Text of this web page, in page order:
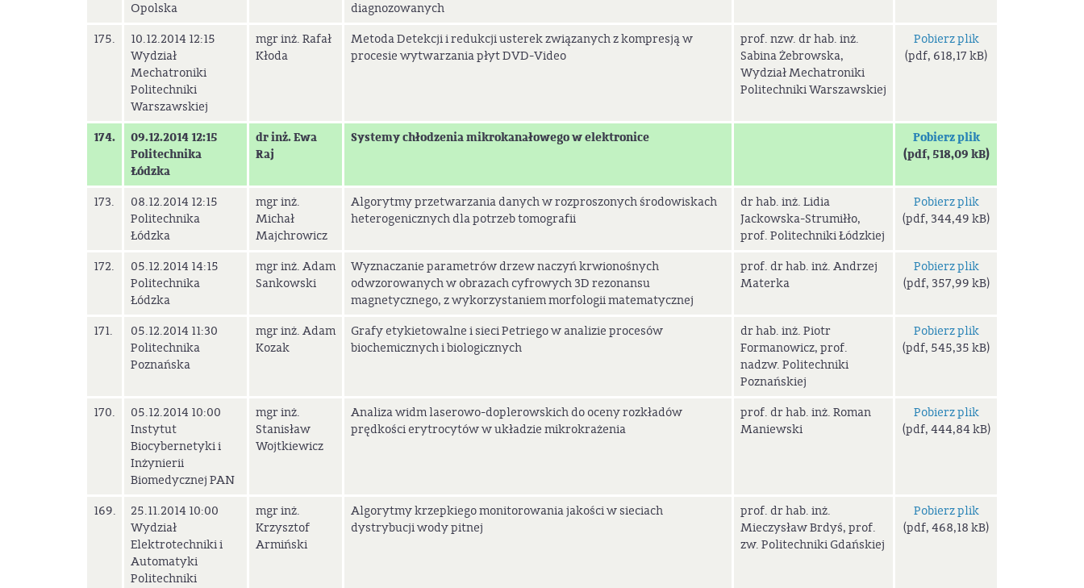
Opolska
diagnozowanych
175.
10.12.2014 12:15
Wydział
Mechatroniki
Politechniki
Warszawskiej
mgr inż. Rafał
Kłoda
Metoda Detekcji i redukcji usterek związanych z kompresją w
procesie wytwarzania płyt DVD-Video
prof. nzw. dr hab. inż.
Sabina Żebrowska,
Wydział Mechatroniki
Politechniki Warszawskiej
Pobierz plik
(pdf, 618,17 kB)
174.
09.12.2014 12:15
Politechnika
Łódzka
dr inż. Ewa
Raj
Systemy chłodzenia mikrokanałowego w elektronice
Pobierz plik
(pdf, 518,09 kB)
173.
08.12.2014 12:15
Politechnika
Łódzka
mgr inż.
Michał
Majchrowicz
Algorytmy przetwarzania danych w rozproszonych środowiskach
heterogenicznych dla potrzeb tomografii
dr hab. inż. Lidia
Jackowska-Strumiłło,
prof. Politechniki Łódzkiej
Pobierz plik
(pdf, 344,49 kB)
172.
05.12.2014 14:15
Politechnika
Łódzka
mgr inż. Adam
Sankowski
Wyznaczanie parametrów drzew naczyń krwionośnych
odwzorowanych w obrazach cyfrowych 3D rezonansu
magnetycznego, z wykorzystaniem morfologii matematycznej
prof. dr hab. inż. Andrzej
Materka
Pobierz plik
(pdf, 357,99 kB)
171.
05.12.2014 11:30
Politechnika
Poznańska
mgr inż. Adam
Kozak
Grafy etykietowalne i sieci Petriego w analizie procesów
biochemicznych i biologicznych
dr hab. inż. Piotr
Formanowicz, prof.
nadzw. Politechniki
Poznańskiej
Pobierz plik
(pdf, 545,35 kB)
170.
05.12.2014 10:00
Instytut
Biocybernetyki i
Inżynierii
Biomedycznej PAN
mgr inż.
Stanisław
Wojtkiewicz
Analiza widm laserowo-doplerowskich do oceny rozkładów
prędkości erytrocytów w układzie mikrokrażenia
prof. dr hab. inż. Roman
Maniewski
Pobierz plik
(pdf, 444,84 kB)
169.
25.11.2014 10:00
Wydział
Elektrotechniki i
Automatyki
Politechniki
mgr inż.
Krzysztof
Armiński
Algorytmy krzepkiego monitorowania jakości w sieciach
dystrybucji wody pitnej
prof. dr hab. inż.
Mieczysław Brdyś, prof.
zw. Politechniki Gdańskiej
Pobierz plik
(pdf, 468,18 kB)